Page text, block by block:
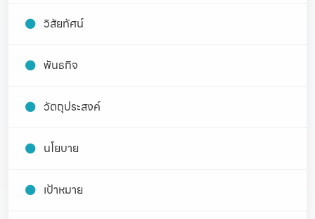
วิสัยทัศน์
พันธกิจ
วัตถุประสงค์
นโยบาย
เป้าหมาย